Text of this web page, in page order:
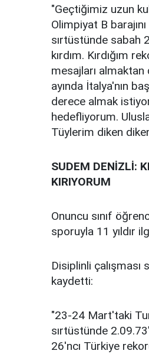
"Geçtiğimiz uzun
Olimpiyat B
sırtüstünde sabah
kırdım. Kırdığım
mesajları
ayında İtalya'nın
derece almak
hedefliyorum.
Tüylerim diken
SUDEM DENİZLİ:
KIRIYORUM
Onuncu sınıf
sporuyla 11 yıldır
Disiplinli çalışması
kaydetti:
"23-24 Mart'taki
sırtüstünde
26'ncı Türkiye